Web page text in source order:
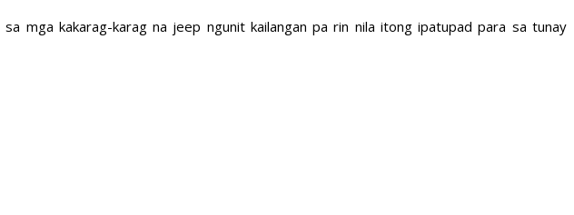
mga kakarag-karag na jeep ngunit kailangan pa rin nila itong ipatupad para sa tunay